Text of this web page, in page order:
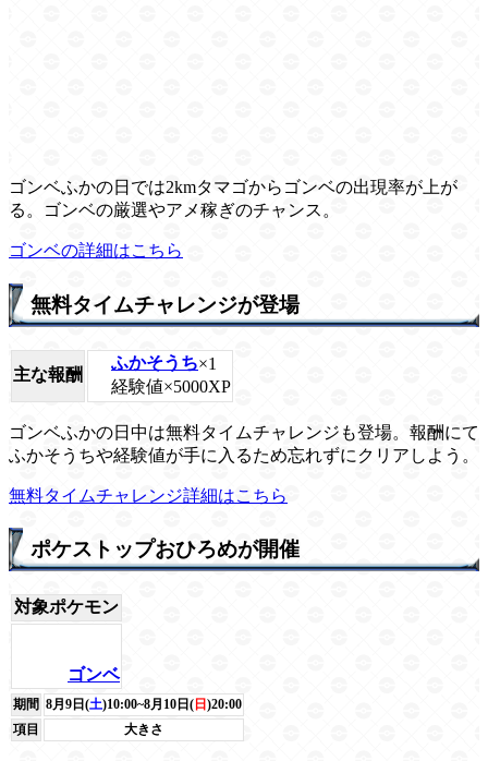
ゴンベふかの日では2kmタマゴからゴンベの出現率が上が
る。ゴンベの厳選やアメ稼ぎのチャンス。
ゴンベの詳細はこちら
無料タイムチャレンジが登場
主な報酬
ふかそうち×1
経験値×5000XP
ゴンベふかの日中は無料タイムチャレンジも登場。報酬にて
ふかそうちや経験値が手に入るため忘れずにクリアしよう。
無料タイムチャレンジ詳細はこちら
ポケストップおひろめが開催
対象ポケモン
ゴンベ
期間 8月9日(土)10:00~8月10日( 日 )20:00
項目
大きさ